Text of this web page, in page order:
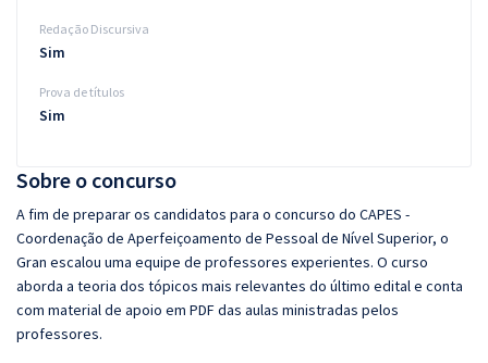
Sobre o concurso
A fim de preparar os candidatos para o concurso do CAPES -
Coordenação de Aperfeiçoamento de Pessoal de Nível Superior, o
Gran escalou uma equipe de professores experientes. O curso
aborda a teoria dos tópicos mais relevantes do último edital e conta
com material de apoio em PDF das aulas ministradas pelos
professores.
Redação Discursiva
Sim
Prova de títulos
Sim